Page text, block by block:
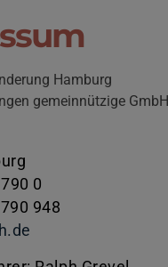
Hamburg
gemeinnützige GmbH
0
948